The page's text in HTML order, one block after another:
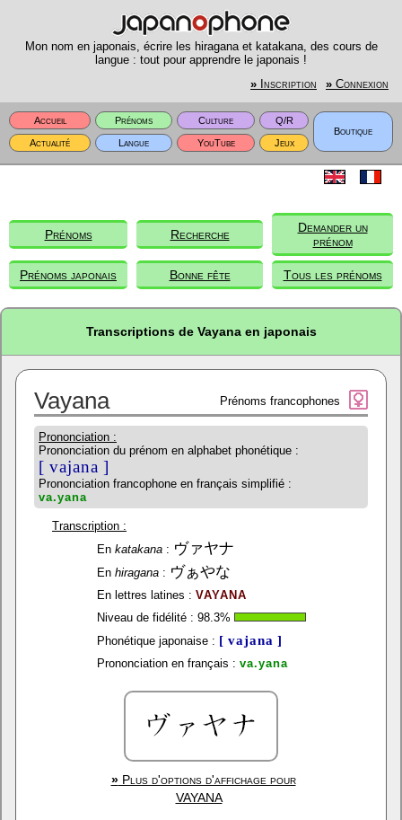
Mon nom en japonais, écrire les hiragana et katakana, des cours de
langue : tout pour apprendre le japonais !
» Inscription » Connexion
Accueil Prénoms Culture
Q/R
Boutique
Actualité
Langue YouTube Jeux
Prénoms Recherche
Demander un
prénom
Prénoms japonais Bonne fête Tous les prénoms
Transcriptions de Vayana en japonais
Vayana Prénoms francophones
Prononciation :
Prononciation du prénom en alphabet phonétique :
[ vajana ]
Prononciation francophone en français simplifié :
va.yana
Transcription :
En katakana: ヴァヤナ
En hiragana: ヴぁやな
En lettres latines : VAYANA
Niveau de fidélité : 98.3%
Phonétique japonaise : [ vajana ]
Prononciation en français : va.yana
»Plus d'options d'affichage pour
VAYANA